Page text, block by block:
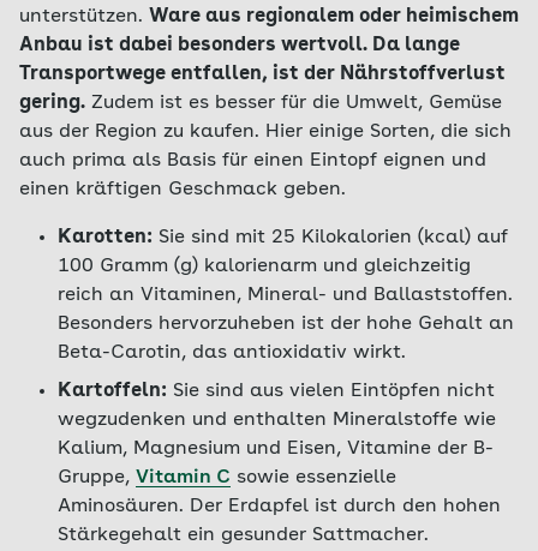
unterstützen. Ware aus regionalem oder heimischem
Anbau ist dabei besonders wertvoll. Da lange
Transportwege entfallen, ist der Nährstoffverlust
gering. Zudem ist es besser für die Umwelt, Gemüse
aus der Region zu kaufen. Hier einige Sorten, die sich
auch prima als Basis für einen Eintopf eignen und
einen kräftigen Geschmack geben.
Karotten: Sie sind mit 25 Kilokalorien (kcal) auf
100 Gramm (g) kalorienarm und gleichzeitig
reich an Vitaminen, Mineral- und Ballaststoffen.
Besonders hervorzuheben ist der hohe Gehalt an
Beta-Carotin, das antioxidativ wirkt.
Kartoffeln: Sie sind aus vielen Eintöpfen nicht
wegzudenken und enthalten Mineralstoffe wie
Kalium, Magnesium und Eisen, Vitamine der B-
Gruppe, Vitamin C sowie essenzielle
Aminosäuren. Der Erdapfel ist durch den hohen
Stärkegehalt ein gesunder Sattmacher.